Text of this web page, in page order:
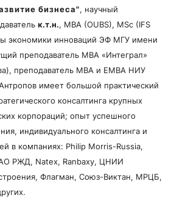
бизнеса", научный
к.т.н., MBA (OUBS), MSc (IFS
экономики инноваций ЭФ МГУ имени
преподаватель МВА «Интеграл»
преподаватель МВА и ЕМВА НИУ
имеет большой практический
консалтинга крупных
корпораций; опыт успешного
индивидуального консалтинга и
в компаниях: Philip Morris-Russia,
РЖД, Natex, Ranbaxy, ЦНИИ
Флагман, Союз-Виктан, МРЦБ,